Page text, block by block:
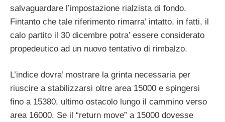
salvaguardare l’impostazione rialzista di fondo.
Fintanto che tale riferimento rimarra’ intatto, in fatti, il
calo partito il 30 dicembre potra’ essere considerato
propedeutico ad un nuovo tentativo di rimbalzo.
L’indice dovra’ mostrare la grinta necessaria per
riuscire a stabilizzarsi oltre area 15000 e spingersi
fino a 15380, ultimo ostacolo lungo il cammino verso
area 16000. Se il “return move” a 15000 dovesse